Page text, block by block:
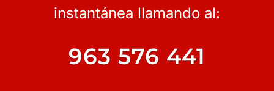
instantánea llamando al:
963 576 441